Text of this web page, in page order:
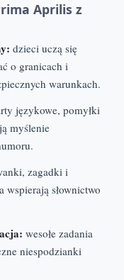
Aprilis z
dzieci uczą się
o granicach i
warunkach.
językowe, pomyłki
myślenie
zagadki i
wspierają słownictwo
wesołe zadania
niespodzianki